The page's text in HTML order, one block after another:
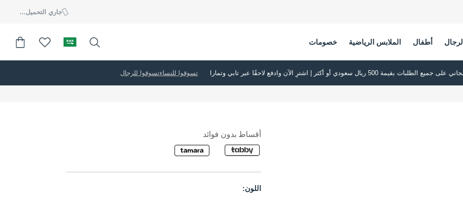
جاري التحميل...
الرجال أطفال الملابس الرياضية خصومات
تسوقوا للنساءتسوقوا للرجال
أقساط بدون فوائد
اللون: